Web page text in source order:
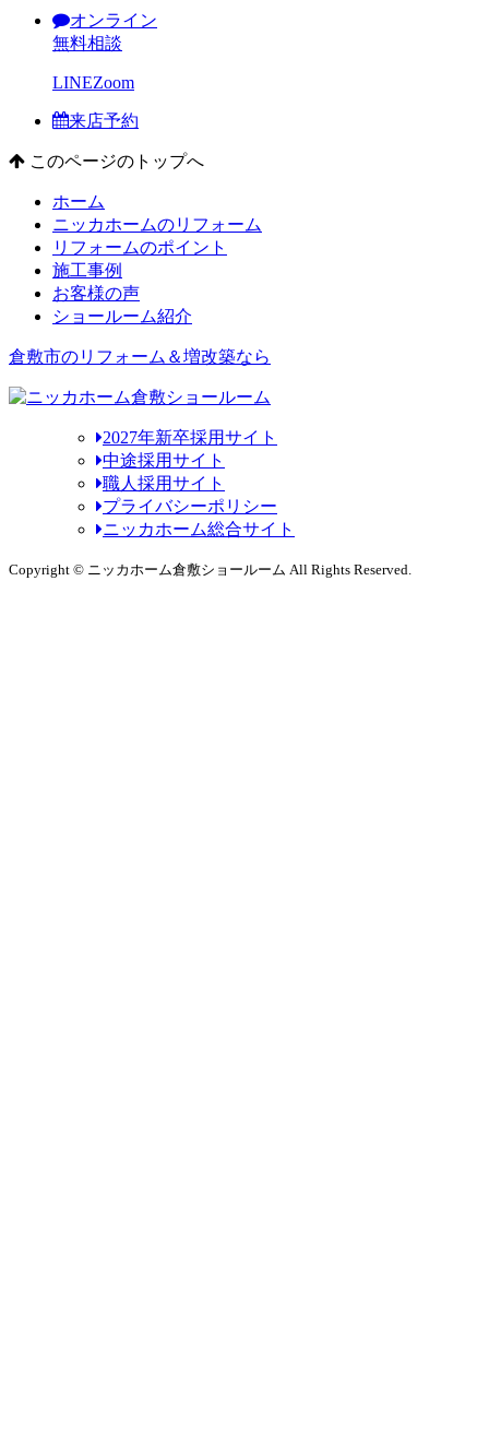
オンライン
無料相談
LINEZoom
来店予約
このページのトップへ
ホーム
ニッカホームのリフォーム
リフォームのポイント
施工事例
お客様の声
ショールーム紹介
倉敷市のリフォーム＆増改築なら
2027年新卒採用サイト
中途採用サイト
職人採用サイト
プライバシーポリシー
ニッカホーム総合サイト
Copyright © ニッカホーム倉敷ショールーム All Rights Reserved.